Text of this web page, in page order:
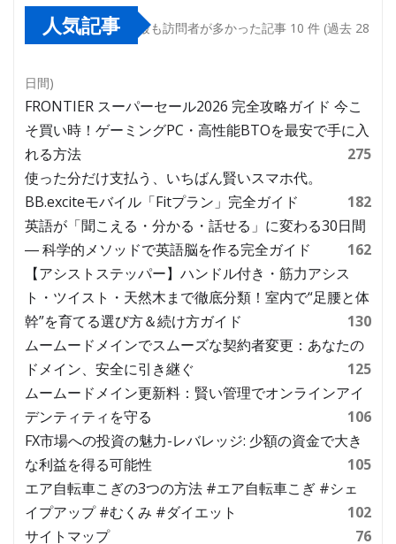
人気記事 最も訪問者が多かった記事 10 件 (過去 28
日間)
FRONTIER スーパーセール2026 完全攻略ガイド 今こ
そ買い時！ゲーミングPC・高性能BTOを最安で手に入
れる方法
275
使った分だけ支払う、いちばん賢いスマホ代。
BB.exciteモバイル「Fitプラン」完全ガイド
182
英語が「聞こえる・分かる・話せる」に変わる30日間
― 科学的メソッドで英語脳を作る完全ガイド
162
【アシストステッパー】ハンドル付き・筋力アシス
ト・ツイスト・天然木まで徹底分類！室内で“足腰と体
幹”を育てる選び方＆続け方ガイド
130
ムームードメインでスムーズな契約者変更：あなたの
ドメイン、安全に引き継ぐ
125
ムームードメイン更新料：賢い管理でオンラインアイ
デンティティを守る
106
FX市場への投資の魅力-レバレッジ: 少額の資金で大き
な利益を得る可能性
105
エア自転車こぎの3つの方法 #エア自転車こぎ #シェ
イプアップ #むくみ #ダイエット
102
サイトマップ
76